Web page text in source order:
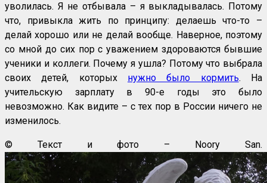
уволилась. Я не отбывала – я выкладывалась. Потому
что, привыкла жить по принципу: делаешь что-то –
делай хорошо или не делай вообще. Наверное, поэтому
со мной до сих пор с уважением здороваются бывшие
ученики и коллеги. Почему я ушла? Потому что выбрала
своих детей, которых нужно было кормить. На
учительскую зарплату в 90-е годы это было
невозможно. Как видите – с тех пор в России ничего не
изменилось.
© Текст и фото – Noory San.